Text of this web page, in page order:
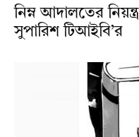
নিম্ন আদালতের
সুপারিশ টিআইবি’র